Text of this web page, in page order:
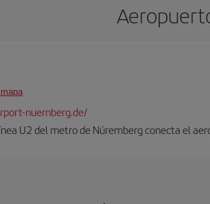
nuernberg.de/
U2 del metro de Núremberg conecta el